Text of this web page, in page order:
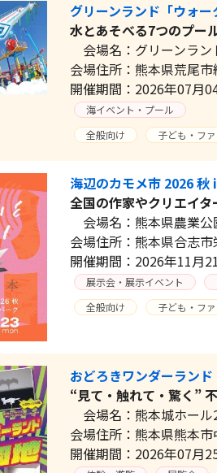
グリーンランド「ウォー
水とあそべる7つのプー
会場名：グリーンラン
会場住所：熊本県荒尾
開催期間：2026年07月
海イベント・プール
全般向け
子ども・フ
海辺のカモメ市 2026
全国の作家やクリエイ
会場名：熊本県農業公
会場住所：熊本県合志
開催期間：2026年11月
展示会・展示イベント
全般向け
子ども・フ
おどろきワンダーラン
“見て・触れて・驚く”
会場名：熊本城ホール
会場住所：熊本県熊本
開催期間：2026年07月